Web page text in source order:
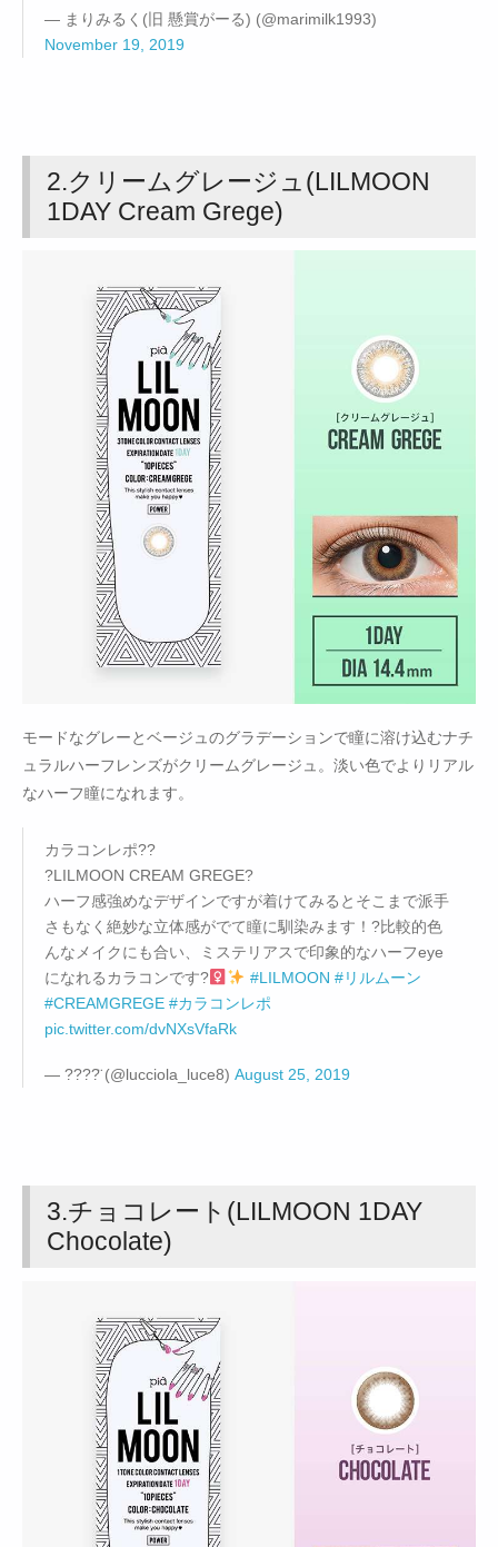
— まりみるく(旧 懸賞がーる) (@marimilk1993)
November 19, 2019
2.クリームグレージュ(LILMOON
1DAY Cream Grege)
モードなグレーとベージュのグラデーションで瞳に溶け込むナチ
ュラルハーフレンズがクリームグレージュ。淡い色でよりリアル
なハーフ瞳になれます。
カラコンレポ??
?LILMOON CREAM GREGE?
ハーフ感強めなデザインですが着けてみるとそこまで派手
さもなく絶妙な立体感がでて瞳に馴染みます！?比較的色
んなメイクにも合い、ミステリアスで印象的なハーフeye
になれるカラコンです?‍
#LILMOON #リルムーン
#CREAMGREGE #カラコンレポ
pic.twitter.com/dvNXsVfaRk
— ????̈ (@lucciola_luce8) August 25, 2019
3.チョコレート(LILMOON 1DAY
Chocolate)